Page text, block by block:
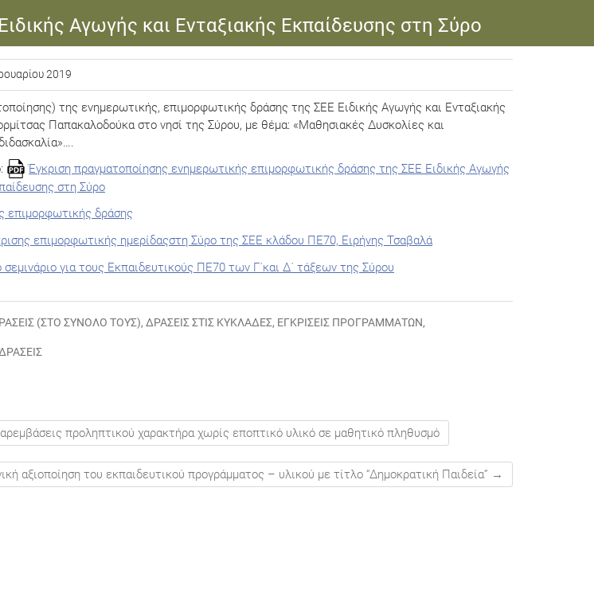
Αγωγής και Ενταξιακής Εκπαίδευσης στη Σύρο
2019
της ενημερωτικής, επιμορφωτικής δράσης της ΣΕΕ Ειδικής Αγωγής και Ενταξιακής
Παπακαλοδούκα στο νησί της Σύρου, με θέμα: «Μαθησιακές Δυσκολίες και
Έγκριση πραγματοποίησης ενημερωτικής επιμορφωτικής δράσης της ΣΕΕ Ειδικής Αγωγής
στη Σύρο
επιμορφωτικής δράσης
επιμορφωτικής ημερίδαςστη Σύρο της ΣΕΕ κλάδου ΠΕ70, Ειρήνης Τσαβαλά
για τους Εκπαιδευτικούς ΠΕ70 των Γ΄και Δ΄ τάξεων της Σύρου
(ΣΤΟ ΣΎΝΟΛΌ ΤΟΥΣ), ΔΡΆΣΕΙΣ ΣΤΙΣ ΚΥΚΛΆΔΕΣ, ΕΓΚΡΊΣΕΙΣ ΠΡΟΓΡΑΜΜΆΤΩΝ,
προληπτικού χαρακτήρα χωρίς εποπτικό υλικό σε μαθητικό πληθυσμό
αξιοποίηση του εκπαιδευτικού προγράμματος – υλικού με τίτλο “Δημοκρατική Παιδεία” →